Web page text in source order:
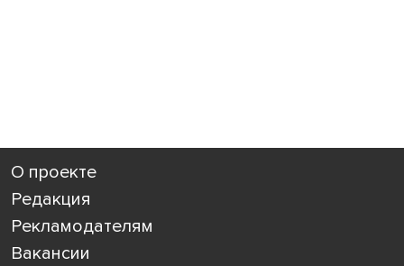
О проекте
Редакция
Рекламодателям
Вакансии